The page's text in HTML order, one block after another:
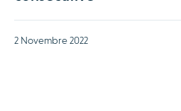
2 Novembre 2022